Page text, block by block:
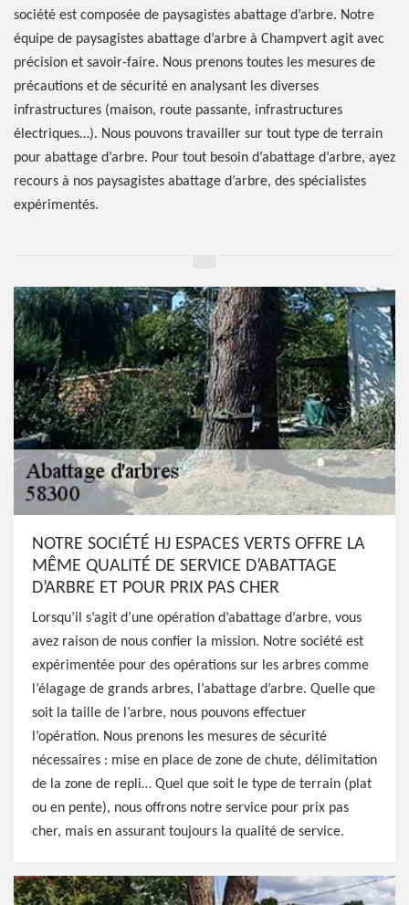
société est composée de paysagistes abattage d’arbre. Notre
équipe de paysagistes abattage d’arbre à Champvert agit avec
précision et savoir-faire. Nous prenons toutes les mesures de
précautions et de sécurité en analysant les diverses
infrastructures (maison, route passante, infrastructures
électriques…). Nous pouvons travailler sur tout type de terrain
pour abattage d’arbre. Pour tout besoin d’abattage d’arbre, ayez
recours à nos paysagistes abattage d’arbre, des spécialistes
expérimentés.
NOTRE SOCIÉTÉ HJ ESPACES VERTS OFFRE LA
MÊME QUALITÉ DE SERVICE D’ABATTAGE
D’ARBRE ET POUR PRIX PAS CHER
Lorsqu’il s’agit d’une opération d’abattage d’arbre, vous
avez raison de nous confier la mission. Notre société est
expérimentée pour des opérations sur les arbres comme
l’élagage de grands arbres, l’abattage d’arbre. Quelle que
soit la taille de l’arbre, nous pouvons effectuer
l’opération. Nous prenons les mesures de sécurité
nécessaires : mise en place de zone de chute, délimitation
de la zone de repli… Quel que soit le type de terrain (plat
ou en pente), nous offrons notre service pour prix pas
cher, mais en assurant toujours la qualité de service.